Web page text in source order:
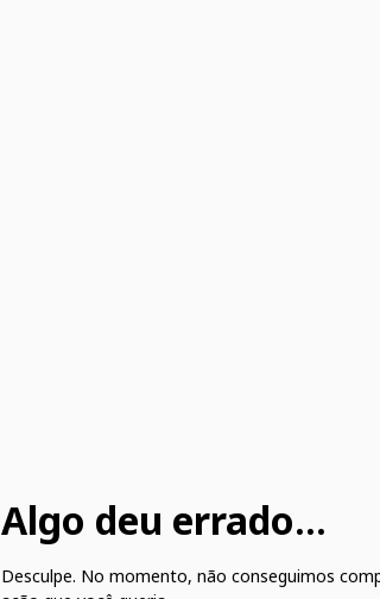
Algo deu errado...
Desculpe. No momento, não conseguimos